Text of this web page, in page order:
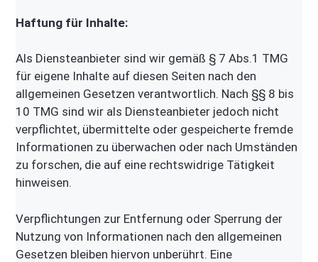
Haftung für Inhalte:
Als Diensteanbieter sind wir gemäß § 7 Abs.1 TMG
für eigene Inhalte auf diesen Seiten nach den
allgemeinen Gesetzen verantwortlich. Nach §§ 8 bis
10 TMG sind wir als Diensteanbieter jedoch nicht
verpflichtet, übermittelte oder gespeicherte fremde
Informationen zu überwachen oder nach Umständen
zu forschen, die auf eine rechtswidrige Tätigkeit
hinweisen.
Verpflichtungen zur Entfernung oder Sperrung der
Nutzung von Informationen nach den allgemeinen
Gesetzen bleiben hiervon unberührt. Eine